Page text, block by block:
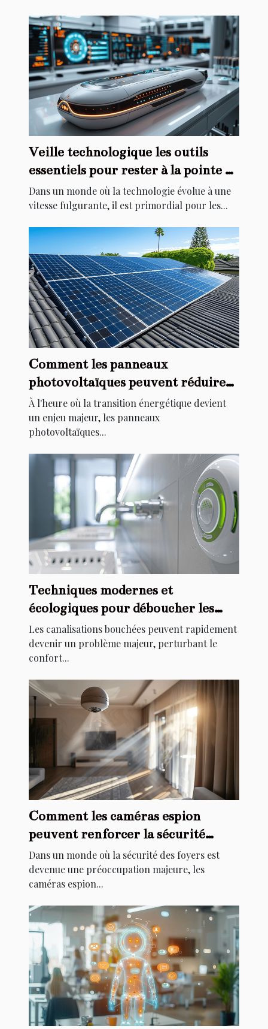
Veille technologique les outils
essentiels pour rester à la pointe de
l'innovation
Dans un monde où la technologie évolue à une
vitesse fulgurante, il est primordial pour les...
Comment les panneaux
photovoltaïques peuvent réduire
vos factures d'énergie
À l'heure où la transition énergétique devient
un enjeu majeur, les panneaux
photovoltaïques...
Techniques modernes et
écologiques pour déboucher les
canalisations
Les canalisations bouchées peuvent rapidement
devenir un problème majeur, perturbant le
confort...
Comment les caméras espion
peuvent renforcer la sécurité
domestique
Dans un monde où la sécurité des foyers est
devenue une préoccupation majeure, les
caméras espion...